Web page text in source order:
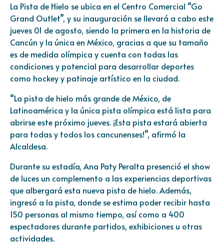
La Pista de Hielo se ubica en el Centro Comercial “Go
Grand Outlet”, y su inauguración se llevará a cabo este
jueves 01 de agosto, siendo la primera en la historia de
Cancún y la única en México, gracias a que su tamaño
es de medida olímpica y cuenta con todas las
condiciones y potencial para desarrollar deportes
como hockey y patinaje artístico en la ciudad.
“La pista de hielo más grande de México, de
Latinoamérica y la única pista olímpica está lista para
abrirse este próximo jueves. ¡Esta pista estará abierta
para todas y todos los cancunenses!”, afirmó la
Alcaldesa.
Durante su estadía, Ana Paty Peralta presenció el show
de luces un complemento a las experiencias deportivas
que albergará esta nueva pista de hielo. Además,
ingresó a la pista, donde se estima poder recibir hasta
150 personas al mismo tiempo, así como a 400
espectadores durante partidos, exhibiciones u otras
actividades.